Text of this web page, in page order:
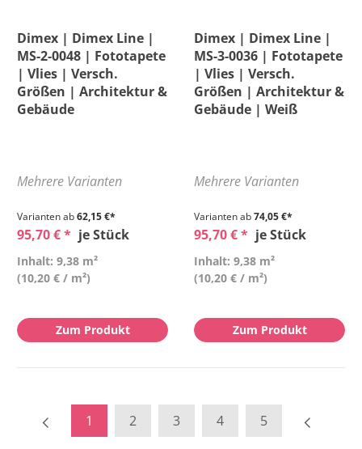
Dimex | Dimex Line |
MS-2-0048 | Fototapete
| Vlies | Versch.
Größen | Architektur &
Gebäude
Mehrere Varianten
Varianten ab62,15 €*
95,70 € * je Stück
Inhalt: 9,38 m²
(10,20 € / m²)
Zum Produkt
Dimex | Dimex Line |
MS-3-0036 | Fototapete
| Vlies | Versch.
Größen | Architektur &
Gebäude | Weiß
Mehrere Varianten
Varianten ab74,05 €*
95,70 € * je Stück
Inhalt: 9,38 m²
(10,20 € / m²)
Zum Produkt
1 2 3 4 5